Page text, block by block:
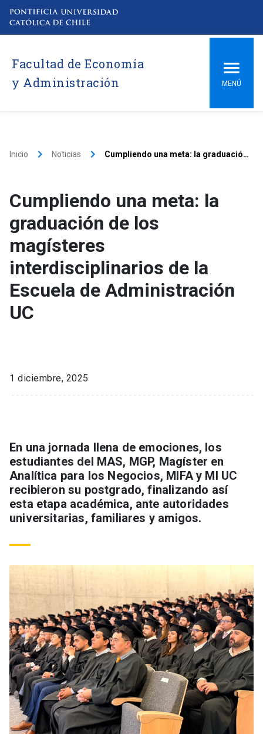
Facultad de Economía
y Administración
MENÚ
Inicio keyboard_arrow_right Noticias keyboard_arrow_right Cumpliendo una meta: la graduación de los magísteres interdisciplinarios de la Escuela de Administración UC
Cumpliendo una meta: la
graduación de los
magísteres
interdisciplinarios de la
Escuela de Administración
UC
1 diciembre, 2025
En una jornada llena de emociones, los
estudiantes del MAS, MGP, Magíster en
Analítica para los Negocios, MIFA y MI UC
recibieron su postgrado, finalizando así
esta etapa académica, ante autoridades
universitarias, familiares y amigos.